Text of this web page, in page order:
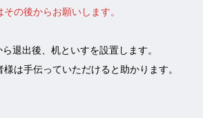
の後からお願いします。
退出後、机といすを設置します。
は手伝っていただけると助かります。